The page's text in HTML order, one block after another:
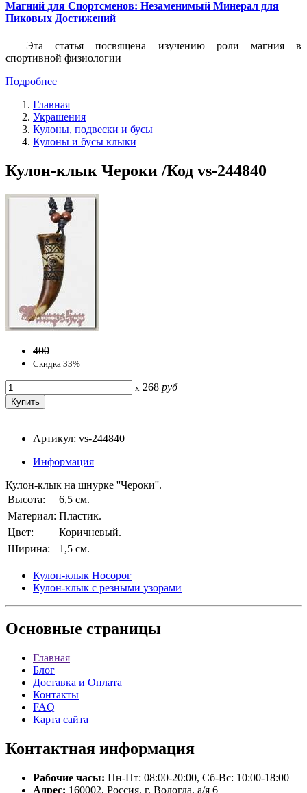
Магний для Спортсменов: Незаменимый Минерал для
Пиковых Достижений
Эта статья посвящена изучению роли магния в
спортивной физиологии
Подробнее
Главная
Украшения
Кулоны, подвески и бусы
Кулоны и бусы клыки
Кулон-клык Чероки /Код vs-244840
400
Скидка 33%
x 268 руб
Артикул: vs-244840
Информация
Кулон-клык на шнурке ''Чероки''.
Высота:
6,5 см.
Материал: Пластик.
Цвет:
Коричневый.
Ширина:
1,5 см.
Кулон-клык Носорог
Кулон-клык с резными узорами
Основные страницы
Главная
Блог
Доставка и Оплата
Контакты
FAQ
Карта сайта
Контактная информация
Рабочие часы: Пн-Пт: 08:00-20:00, Сб-Вс: 10:00-18:00
Адрес: 160002, Россия, г. Вологда, а/я 6